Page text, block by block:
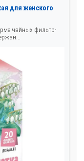
для женского
чайных фильтр-